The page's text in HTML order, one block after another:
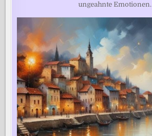
ungeahnte Emotionen.